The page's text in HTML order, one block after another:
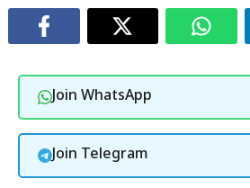
Join WhatsApp
Join Telegram